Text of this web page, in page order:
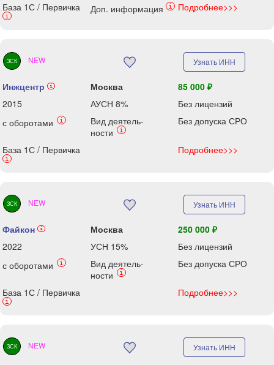
База 1С / Первичка
i
Доп. информация i Подробнее>>>
ЗСК NEW Узнать ИНН
Инжцентр i Москва
85 000 ₽
2015
АУСН 8%
Без лицензий
с оборотами
i
Вид деятель-
ности
i
Без допуска СРО
База 1С / Первичка
i
Подробнее>>>
ЗСК NEW Узнать ИНН
Файкон i Москва
250 000 ₽
2022
УСН 15%
Без лицензий
с оборотами
i
Вид деятель-
ности
i
Без допуска СРО
База 1С / Первичка
i
Подробнее>>>
ЗСК NEW Узнать ИНН